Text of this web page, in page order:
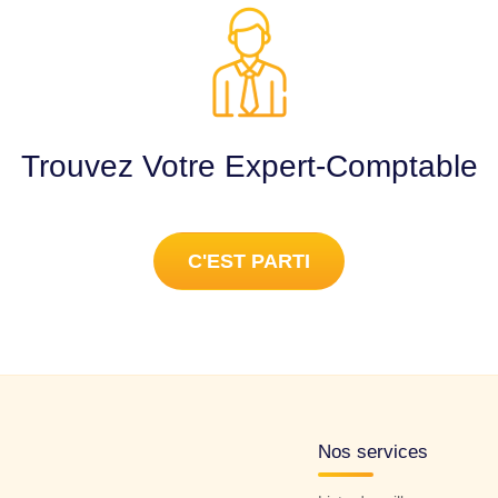
Trouvez Votre Expert-Comptable
C'EST PARTI
Nos services